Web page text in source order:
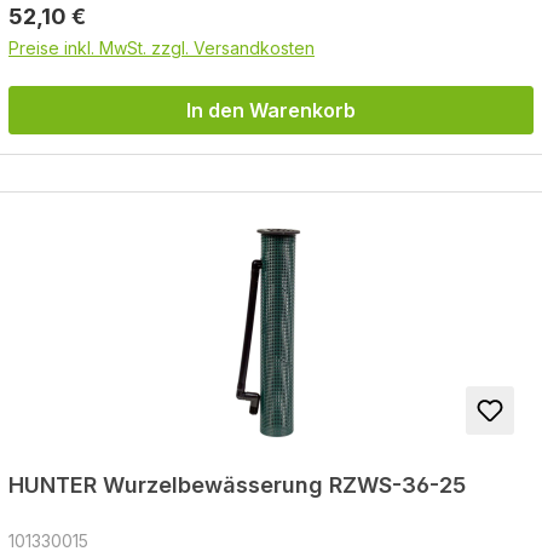
Regulärer Preis:
52,10 €
Preise inkl. MwSt. zzgl. Versandkosten
In den Warenkorb
HUNTER Wurzelbewässerung RZWS-36-25
101330015